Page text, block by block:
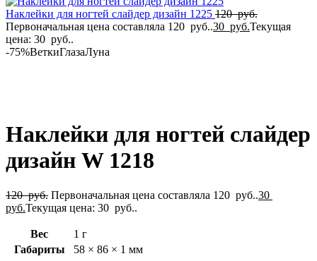
Наклейки для ногтей слайдер дизайн 1225 120руб.
Первоначальная цена составляла 120 руб..30 руб.Текущая
цена: 30 руб..
-75%ВеткиГлазаЛуна
Наклейки для ногтей слайдер
дизайн W 1218
120руб. Первоначальная цена составляла 120 руб..30
руб.Текущая цена: 30 руб..
Вес
1 г
Габариты
58 × 86 × 1 мм